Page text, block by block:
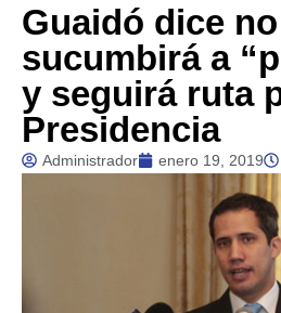
Guaidó dice no
sucumbirá a
y seguirá ruta
Presidencia
Administrador enero 19, 2019